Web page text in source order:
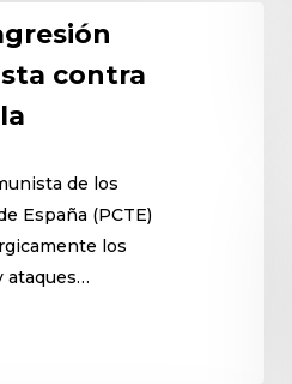
contra
de los
España (PCTE)
los
ataques…